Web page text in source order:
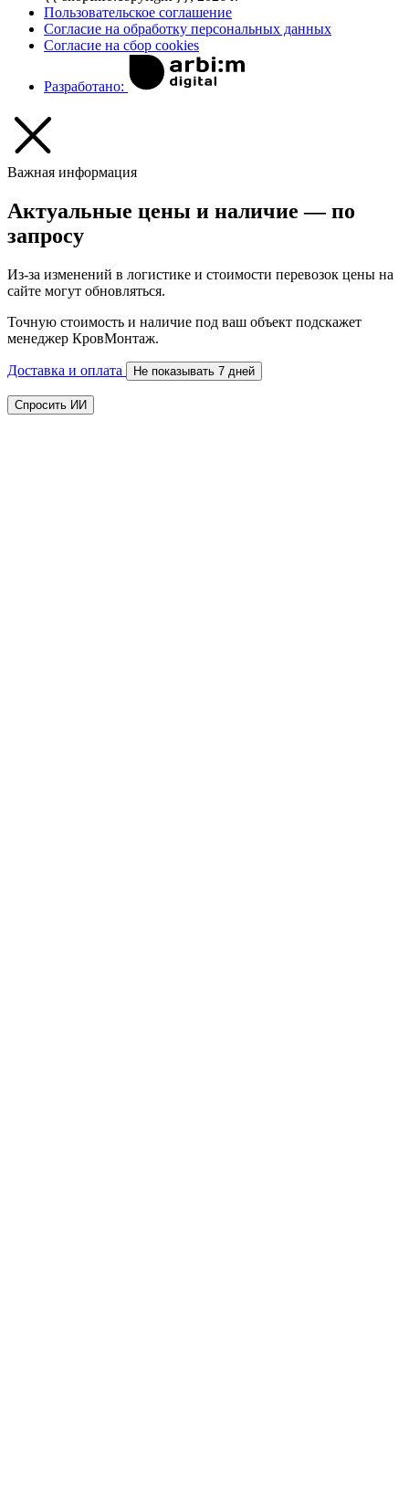
Пользовательское соглашение
Согласие на обработку персональных данных
Согласие на сбор cookies
Разработано:
Важная информация
Актуальные цены и наличие — по
запросу
Из-за изменений в логистике и стоимости перевозок цены на
сайте могут обновляться.
Точную стоимость и наличие под ваш объект подскажет
менеджер КровМонтаж.
Доставка и оплата Не показывать 7 дней
Спросить ИИ